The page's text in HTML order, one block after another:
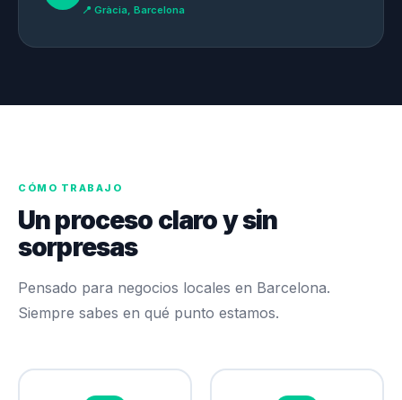
📍 Gràcia, Barcelona
CÓMO TRABAJO
Un proceso claro y sin
sorpresas
Pensado para negocios locales en Barcelona.
Siempre sabes en qué punto estamos.